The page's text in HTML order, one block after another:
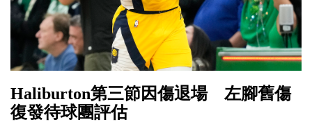
Haliburton第三節因傷退場 左腳舊傷
復發待球團評估